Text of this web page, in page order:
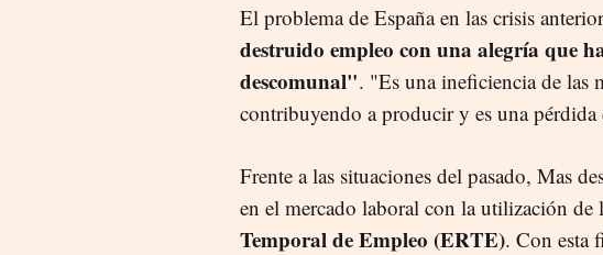
El problema de España en las crisis
destruido empleo con una alegría que
descomunal". "Es una ineficiencia de las
contribuyendo a producir y es una
Frente a las situaciones del pasado, Mas
en el mercado laboral con la utilización de
Temporal de Empleo (ERTE). Con esta